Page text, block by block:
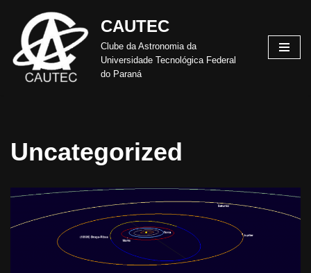
Pular
para
CAUTEC
Clube da Astronomia da
Universidade Tecnológica Federal
do Paraná
Uncategorized